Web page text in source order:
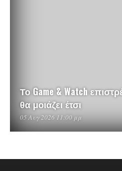
Το Game & Watch
θα μοιάζει έτσι
05 Αυγ 2026 11:00 μμ